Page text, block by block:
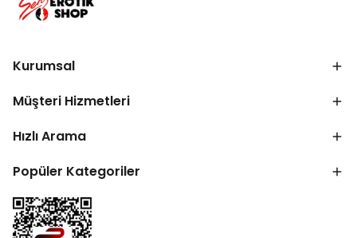
Kurumsal
Müşteri Hizmetleri
Hızlı Arama
Popüler Kategoriler